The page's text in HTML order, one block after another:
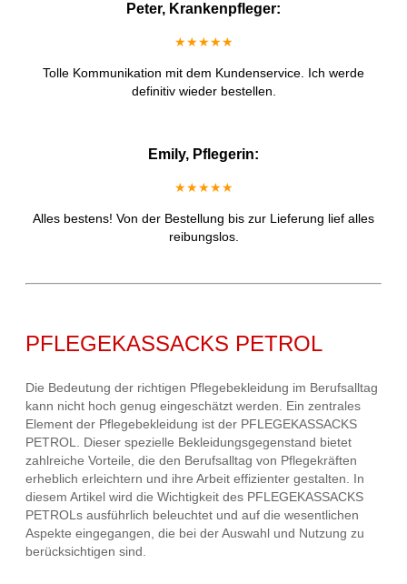
Peter, Krankenpfleger:
★★★★★
Tolle Kommunikation mit dem Kundenservice. Ich werde
definitiv wieder bestellen.
Emily, Pflegerin:
★★★★★
Alles bestens! Von der Bestellung bis zur Lieferung lief alles
reibungslos.
PFLEGEKASSACKS PETROL
Die Bedeutung der richtigen Pflegebekleidung im Berufsalltag
kann nicht hoch genug eingeschätzt werden. Ein zentrales
Element der Pflegebekleidung ist der PFLEGEKASSACKS
PETROL. Dieser spezielle Bekleidungsgegenstand bietet
zahlreiche Vorteile, die den Berufsalltag von Pflegekräften
erheblich erleichtern und ihre Arbeit effizienter gestalten. In
diesem Artikel wird die Wichtigkeit des PFLEGEKASSACKS
PETROLs ausführlich beleuchtet und auf die wesentlichen
Aspekte eingegangen, die bei der Auswahl und Nutzung zu
berücksichtigen sind.